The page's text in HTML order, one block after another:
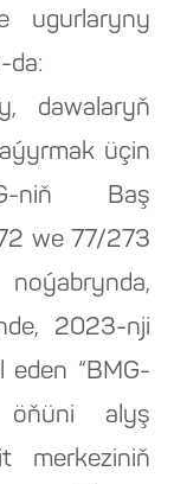
ugurlaryny
da:
dawalaryň
üçin
niň Baş
we 77/273
2023-nji
“BMG-
alyş
merkeziniň